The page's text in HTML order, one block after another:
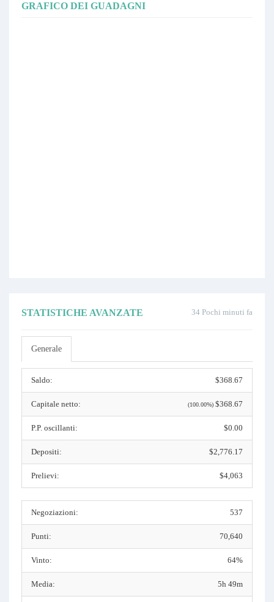
GRAFICO DEI GUADAGNI
34 Pochi minuti fa
STATISTICHE AVANZATE
Generale
Saldo: $368.67
Capitale netto: (100.00%) $368.67
P.P. oscillanti: $0.00
Depositi: $2,776.17
Prelievi: $4,063
Negoziazioni: 537
Punti: 70,640
Vinto: 64%
Media: 5h 49m